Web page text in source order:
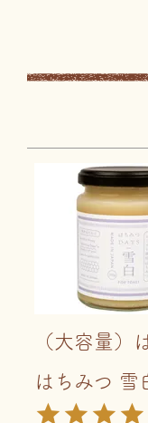
（大容量）
はちみつ 雪